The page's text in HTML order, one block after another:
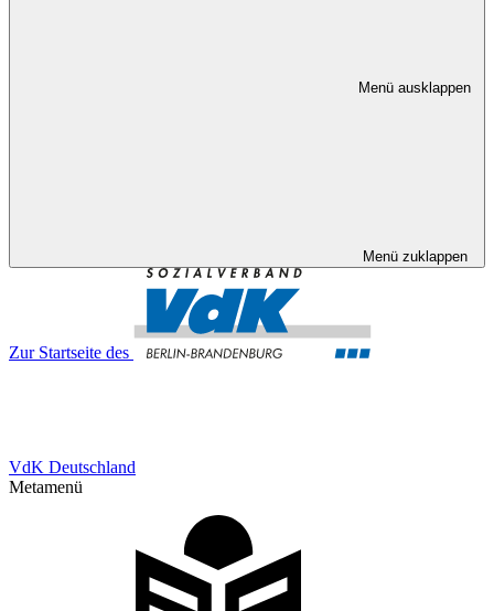
Menü ausklappen
Menü zuklappen
Zur Startseite des
VdK Deutschland
Metamenü